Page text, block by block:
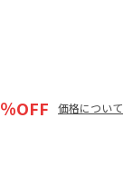
％OFF 価格について